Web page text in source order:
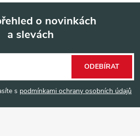
o novinkách
a slevách
s podmínkami ochrany osobních údajů
ODEBÍRAT